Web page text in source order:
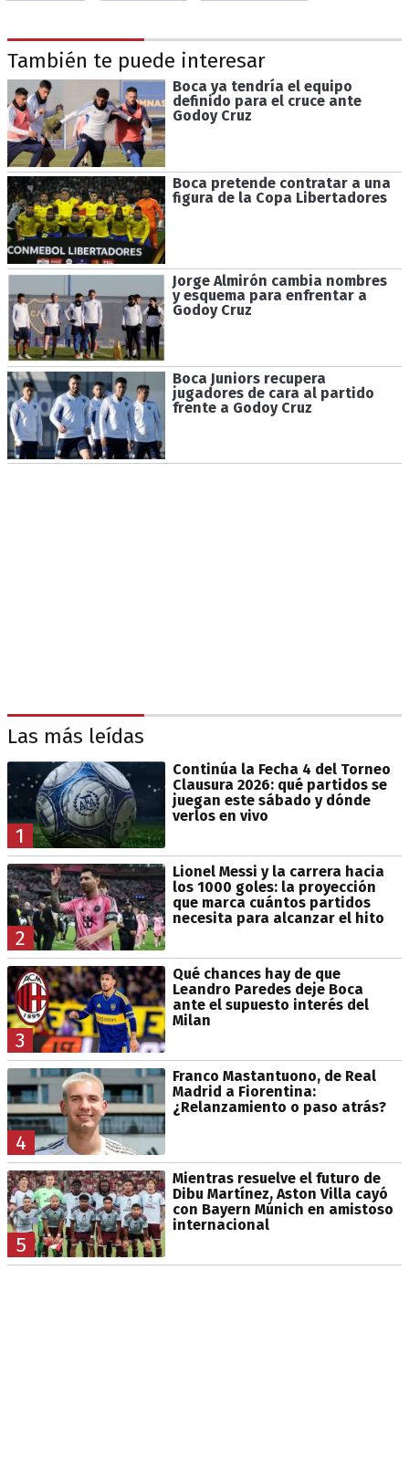
También te puede interesar
Boca ya tendría el equipo
definido para el cruce ante
Godoy Cruz
Boca pretende contratar a una
figura de la Copa Libertadores
Jorge Almirón cambia nombres
y esquema para enfrentar a
Godoy Cruz
Boca Juniors recupera
jugadores de cara al partido
frente a Godoy Cruz
Las más leídas
1
Continúa la Fecha 4 del Torneo
Clausura 2026: qué partidos se
juegan este sábado y dónde
verlos en vivo
2
Lionel Messi y la carrera hacia
los 1000 goles: la proyección
que marca cuántos partidos
necesita para alcanzar el hito
3
Qué chances hay de que
Leandro Paredes deje Boca
ante el supuesto interés del
Milan
4
Franco Mastantuono, de Real
Madrid a Fiorentina:
¿Relanzamiento o paso atrás?
5
Mientras resuelve el futuro de
Dibu Martínez, Aston Villa cayó
con Bayern Múnich en amistoso
internacional